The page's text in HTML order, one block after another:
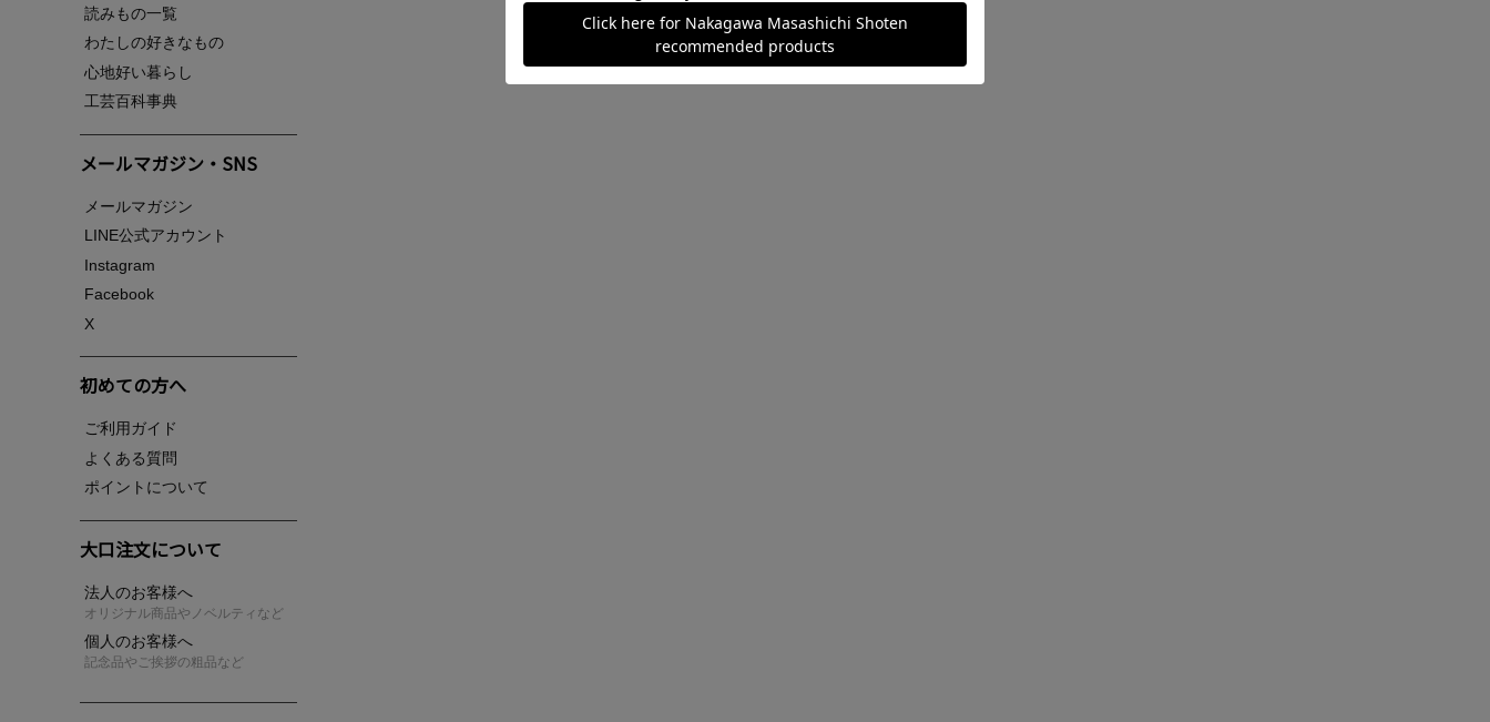
読みもの一覧
わたしの好きなもの
心地好い暮らし
工芸百科事典
メールマガジン・SNS
メールマガジン
LINE公式アカウント
Instagram
Facebook
X
初めての方へ
ご利用ガイド
よくある質問
ポイントについて
大口注文について
法人のお客様へ
オリジナル商品やノベルティなど
個人のお客様へ
記念品やご挨拶の粗品など